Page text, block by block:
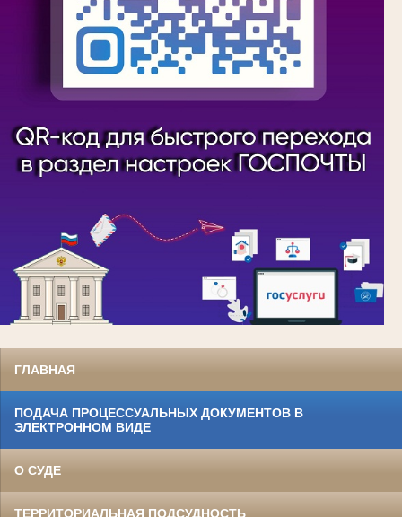
ГЛАВНАЯ
ПОДАЧА ПРОЦЕССУАЛЬНЫХ ДОКУМЕНТОВ В
ЭЛЕКТРОННОМ ВИДЕ
О СУДЕ
ТЕРРИТОРИАЛЬНАЯ ПОДСУДНОСТЬ